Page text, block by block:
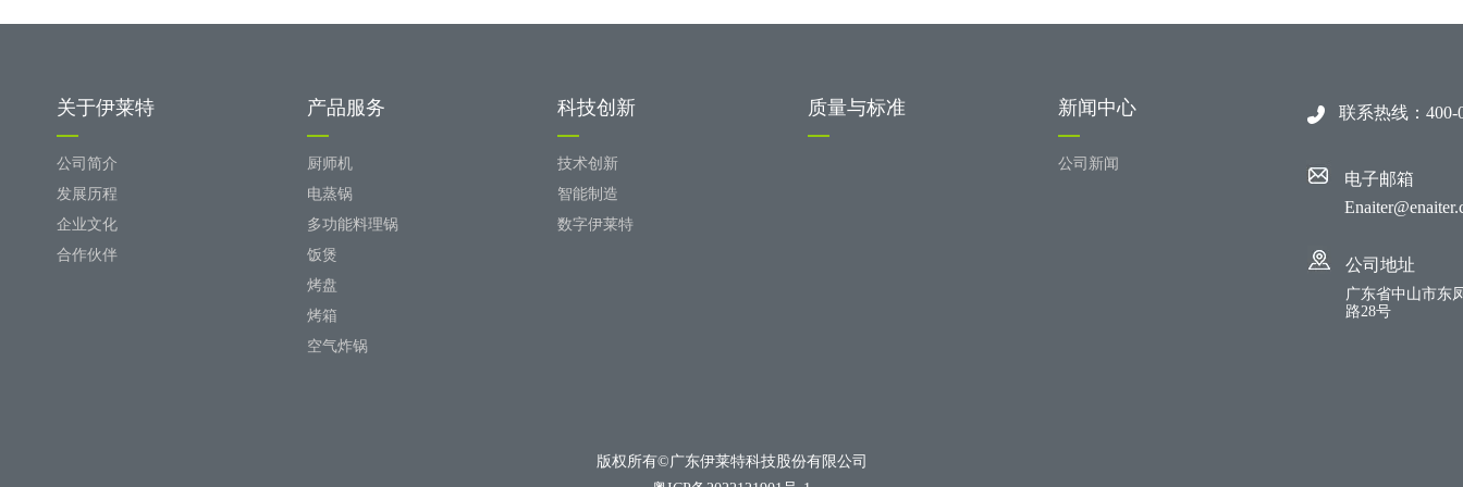
公司地址
广东省中山市东
路28号
电子邮箱
联系热线：400-
关于伊莱特
公司简介
发展历程
企业文化
合作伙伴
产品服务
厨师机
电蒸锅
多功能料理锅
饭煲
烤盘
烤箱
空气炸锅
科技创新
技术创新
智能制造
数字伊莱特
质量与标准 新闻中心
公司新闻
版权所有©广东伊莱特科技股份有限公司